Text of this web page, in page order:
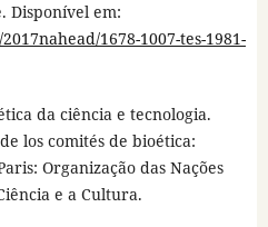
Disponível em:
1678-1007-tes-1981-
da ciência e tecnologia.
los comités de bioética:
Organização das Nações
e a Cultura.